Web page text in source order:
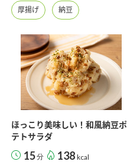
ぽん酢工房」
検索
について 製造所固有記号一覧
厚揚げ 納豆
ほっこり美味しい！和風納豆ポ
テトサラダ
15分 138 kcal